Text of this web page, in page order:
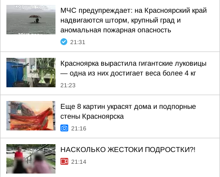
МЧС предупреждает: на Красноярский край
надвигаются шторм, крупный град и
аномальная пожарная опасность
21:31
Красноярка вырастила гигантские луковицы
— одна из них достигает веса более 4 кг
21:23
Еще 8 картин украсят дома и подпорные
стены Красноярска
21:16
НАСКОЛЬКО ЖЕСТОКИ ПОДРОСТКИ?!
21:14